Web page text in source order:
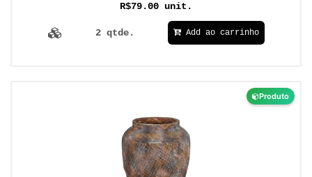
R$79.00 unit.
2 qtde. Add ao carrinho
Produto